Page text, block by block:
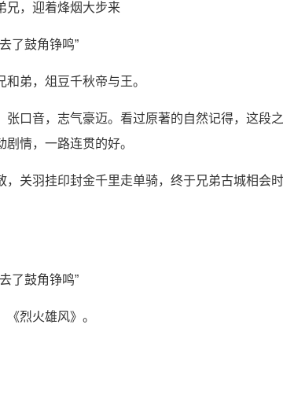
兄，迎着烽烟大步来
弟，俎豆千秋帝与王。
张口音，志气豪迈。看过原著的自然记得，这段
情，一路连贯的好。
，关羽挂印封金千里走单骑，终于兄弟古城相会
烈火雄风》。